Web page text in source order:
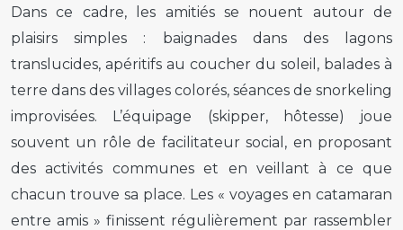
Dans ce cadre, les amitiés se nouent autour de
plaisirs simples : baignades dans des lagons
translucides, apéritifs au coucher du soleil, balades à
terre dans des villages colorés, séances de snorkeling
improvisées. L’équipage (skipper, hôtesse) joue
souvent un rôle de facilitateur social, en proposant
des activités communes et en veillant à ce que
chacun trouve sa place. Les « voyages en catamaran
entre amis » finissent régulièrement par rassembler